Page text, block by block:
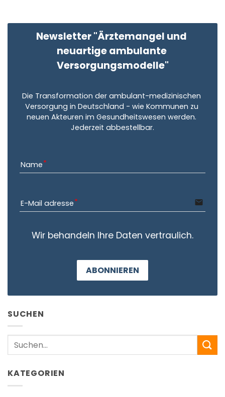
Newsletter "Ärztemangel und
neuartige ambulante
Versorgungsmodelle"
Die Transformation der ambulant-medizinischen
Versorgung in Deutschland - wie Kommunen zu
neuen Akteuren im Gesundheitswesen werden.
Jederzeit abbestellbar.
Name
E-Mail adresse email
Wir behandeln Ihre Daten vertraulich.
ABONNIEREN
SUCHEN
Search
KATEGORIEN